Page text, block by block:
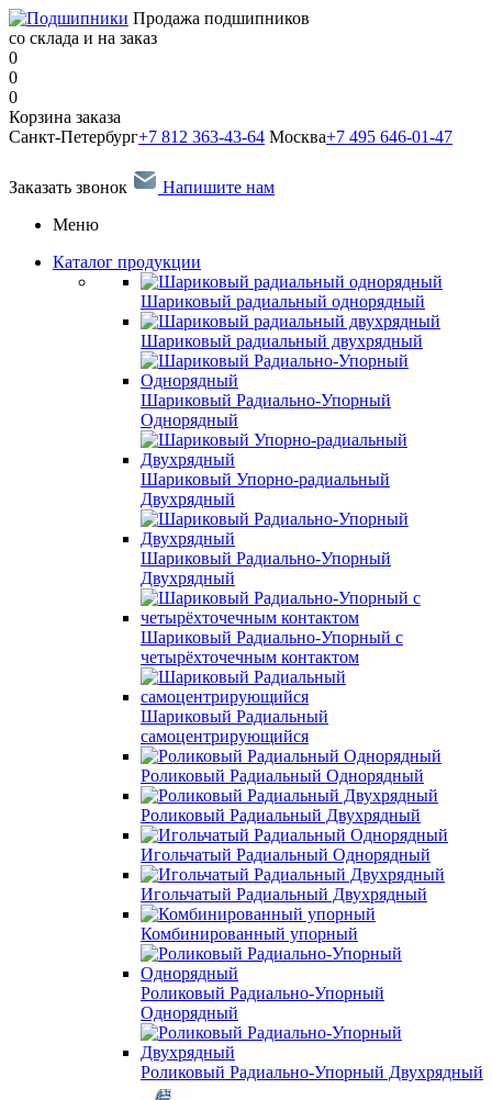
Продажа подшипников
со склада и на заказ
0
0
0
Корзина заказа
Санкт-Петербург+7 812 363-43-64 Москва+7 495 646-01-47
Заказать звонок
Напишите нам
Меню
Каталог продукции
Шариковый радиальный однорядный
Шариковый радиальный двухрядный
Шариковый Радиально-Упорный
Однорядный
Шариковый Упорно-радиальный
Двухрядный
Шариковый Радиально-Упорный
Двухрядный
Шариковый Радиально-Упорный с
четырёхточечным контактом
Шариковый Радиальный
самоцентрирующийся
Роликовый Радиальный Однорядный
Роликовый Радиальный Двухрядный
Игольчатый Радиальный Однорядный
Игольчатый Радиальный Двухрядный
Комбинированный упорный
Роликовый Радиально-Упорный
Однорядный
Роликовый Радиально-Упорный Двухрядный